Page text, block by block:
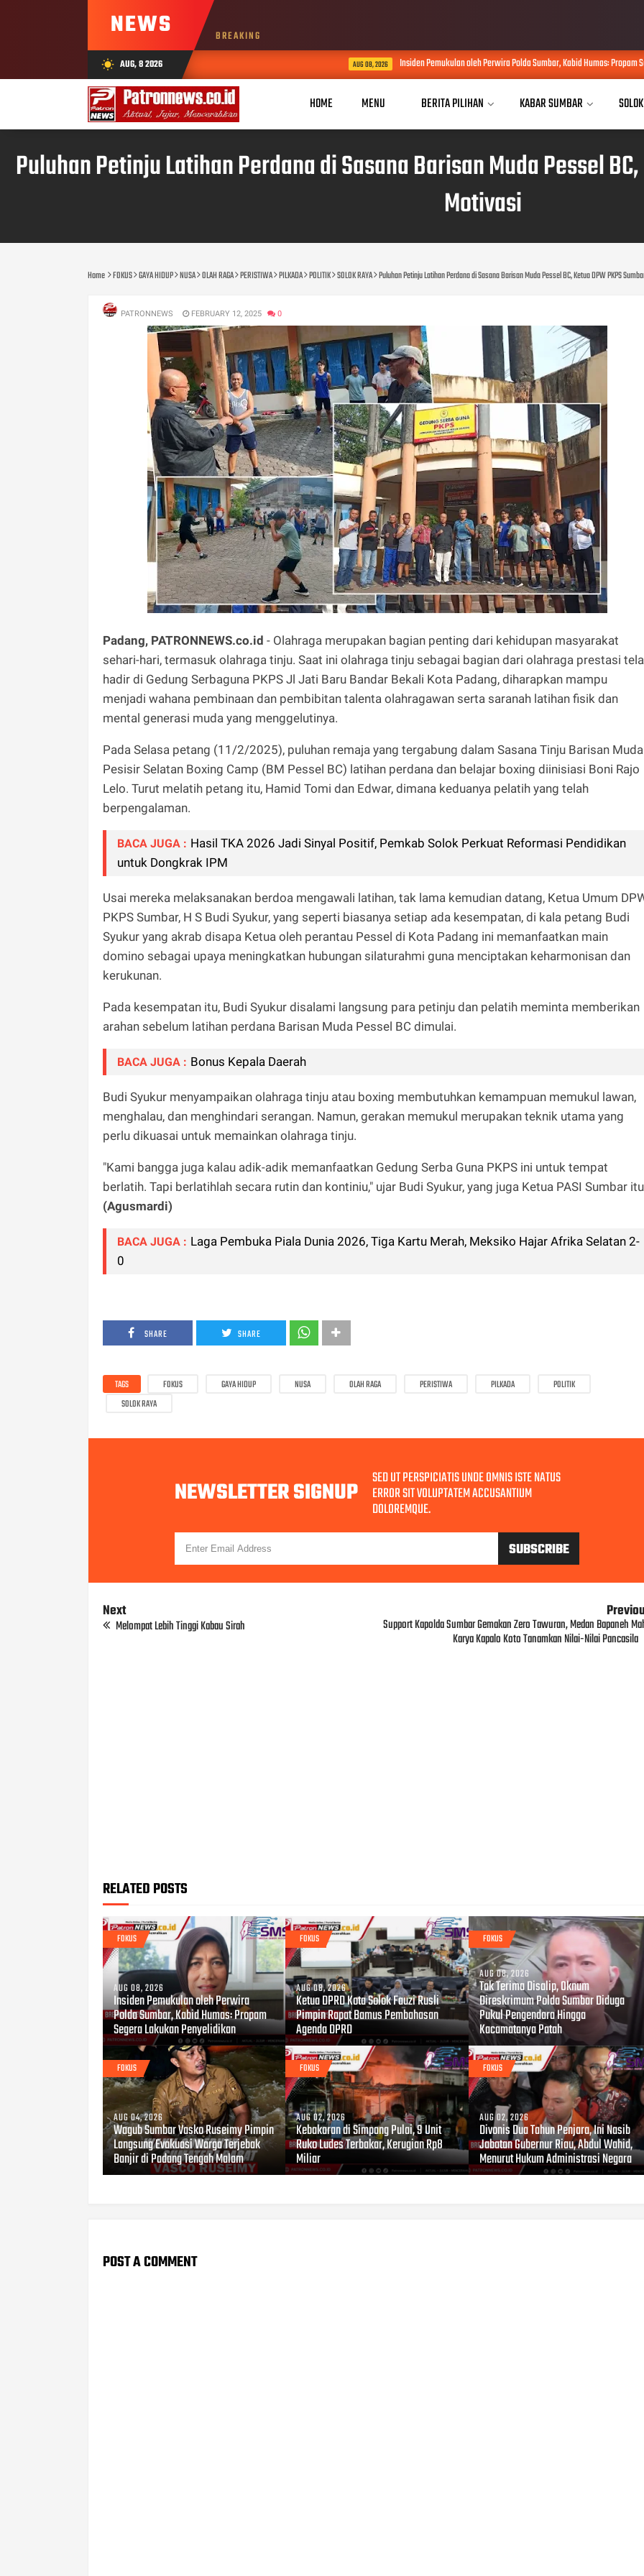
NEWS BREAKING
wb_sunny AUG, 8 2026 Insiden Pemukulan oleh Perwira Polda Sumbar, Kabid Humas: Propam Segera
HOME MENU BERITA PILIHAN KABAR SUMBAR
Puluhan Petinju Latihan Perdana di Sasana Barisan Muda Pessel
Motivasi
Home FOKUS GAYA HIDUP NUSA OLAH RAGA PERISTIWA PILKADA POLITIK SOLOK RAYA Puluhan Petinju Latihan Perdana di Sasana Barisan Muda Pessel BC, Ketua DPW PKPS
PATRONNEWS FEBRUARY 12, 2025 0
Padang, PATRONNEWS.co.id - Olahraga merupakan bagian penting dari kehidupan masyarakat
sehari-hari, termasuk olahraga tinju. Saat ini olahraga tinju sebagai bagian dari olahraga prestasi
hadir di Gedung Serbaguna PKPS Jl Jati Baru Bandar Bekali Kota Padang, diharapkan mampu
menjadi wahana pembinaan dan pembibitan talenta olahragawan serta saranah latihan fisik dan
mental generasi muda yang menggelutinya.
Pada Selasa petang (11/2/2025), puluhan remaja yang tergabung dalam Sasana Tinju Barisan Muda
Pesisir Selatan Boxing Camp (BM Pessel BC) latihan perdana dan belajar boxing diinisiasi Boni Rajo
Lelo. Turut melatih petang itu, Hamid Tomi dan Edwar, dimana keduanya pelatih yang telah
berpengalaman.
BACA JUGA : Hasil TKA 2026 Jadi Sinyal Positif, Pemkab Solok Perkuat Reformasi Pendidikan
untuk Dongkrak IPM
Usai mereka melaksanakan berdoa mengawali latihan, tak lama kemudian datang, Ketua Umum
PKPS Sumbar, H S Budi Syukur, yang seperti biasanya setiap ada kesempatan, di kala petang Budi
Syukur yang akrab disapa Ketua oleh perantau Pessel di Kota Padang ini memanfaatkan main
domino sebagai upaya meningkatkan hubungan silaturahmi guna menciptakan keharmonisan dan
kerukunan.
Pada kesempatan itu, Budi Syukur disalami langsung para petinju dan pelatih meminta memberikan
arahan sebelum latihan perdana Barisan Muda Pessel BC dimulai.
BACA JUGA : Bonus Kepala Daerah
Budi Syukur menyampaikan olahraga tinju atau boxing membutuhkan kemampuan memukul lawan,
menghalau, dan menghindari serangan. Namun, gerakan memukul merupakan teknik utama yang
perlu dikuasai untuk memainkan olahraga tinju.
"Kami bangga juga kalau adik-adik memanfaatkan Gedung Serba Guna PKPS ini untuk tempat
berlatih. Tapi berlatihlah secara rutin dan kontiniu," ujar Budi Syukur, yang juga Ketua PASI Sumbar
(Agusmardi)
BACA JUGA : Laga Pembuka Piala Dunia 2026, Tiga Kartu Merah, Meksiko Hajar Afrika Selatan 2-
0
SHARE SHARE
TAGS FOKUS GAYA HIDUP NUSA OLAH RAGA PERISTIWA PILKADA
POLITIK
SOLOK RAYA
NEWSLETTER SIGNUP SED UT PERSPICIATIS UNDE OMNIS ISTE NATUS
ERROR SIT VOLUPTATEM ACCUSANTIUM
DOLOREMQUE.
Next
Melompat Lebih Tinggi Kabau Sirah Support Kapolda Sumbar Gemakan Zero Tawuran, Medan Bapaneh
Karya Kapalo Koto Tanamkan Nilai-Nilai Pancasila
RELATED POSTS
FOKUS
AUG 08, 2026
Insiden Pemukulan oleh Perwira
Polda Sumbar, Kabid Humas: Propam
Segera Lakukan Penyelidikan
FOKUS
AUG 08, 2026
Ketua DPRD Kota Solok Fauzi Rusli
Pimpin Rapat Bamus Pembahasan
Agenda DPRD
FOKUS
AUG 08, 2026
Tak Terima Disalip, Oknum
Direskrimum Polda Sumbar Diduga
Pukul Pengendara Hingga
Kacamatanya Patah
FOKUS
AUG 04, 2026
Wagub Sumbar Vasko Ruseimy Pimpin
Langsung Evakuasi Warga Terjebak
Banjir di Padang Tengah Malam
FOKUS
AUG 02, 2026
Kebakaran di Simpang Pulai, 9 Unit
Ruko Ludes Terbakar, Kerugian Rp8
Miliar
FOKUS
AUG 02, 2026
Divonis Dua Tahun Penjara, Ini Nasib
Jabatan Gubernur Riau, Abdul Wahid,
Menurut Hukum Administrasi Negara
POST A COMMENT